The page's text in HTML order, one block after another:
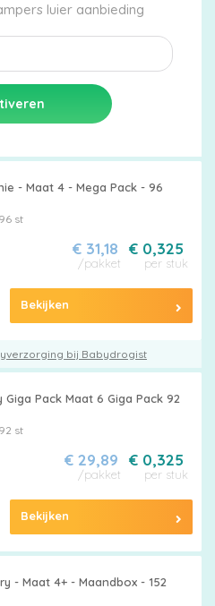
Mis geen enkele Pampers luier aanbieding
- Maat 4 - Mega Pack - 96
96 st
€ 0,325
per stuk
€ 31,18
/pakket
Bekijken
bij Babydrogist
Giga Pack Maat 6 Giga Pack 92
92 st
€ 0,325
per stuk
€ 29,89
/pakket
Bekijken
- Maat 4+ - Maandbox - 152